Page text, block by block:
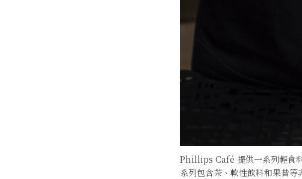
Phillips Café 提供一系列輕食
系列包含茶、軟性飲料和果昔